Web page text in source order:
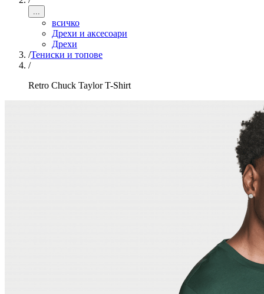
...
всичко
Дрехи и аксесоари
Дрехи
/Тениски и топове
/
Retro Chuck Taylor T-Shirt